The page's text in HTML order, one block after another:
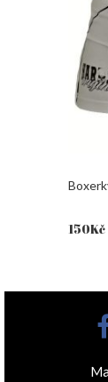
150Kč